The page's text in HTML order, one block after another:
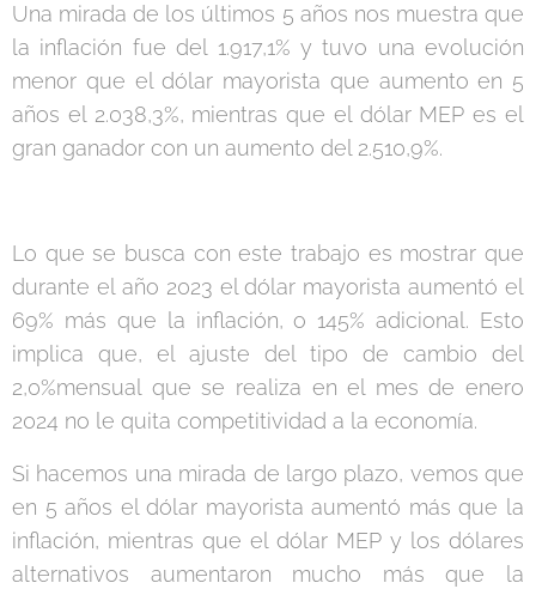
Una mirada de los últimos 5 años nos muestra que
la inflación fue del 1.917,1% y tuvo una evolución
menor que el dólar mayorista que aumento en 5
años el 2.038,3%, mientras que el dólar MEP es el
gran ganador con un aumento del 2.510,9%.
Lo que se busca con este trabajo es mostrar que
durante el año 2023 el dólar mayorista aumentó el
69% más que la inflación, o 145% adicional. Esto
implica que, el ajuste del tipo de cambio del
2,0%mensual que se realiza en el mes de enero
2024 no le quita competitividad a la economía.
Si hacemos una mirada de largo plazo, vemos que
en 5 años el dólar mayorista aumentó más que la
inflación, mientras que el dólar MEP y los dólares
alternativos aumentaron mucho más que la